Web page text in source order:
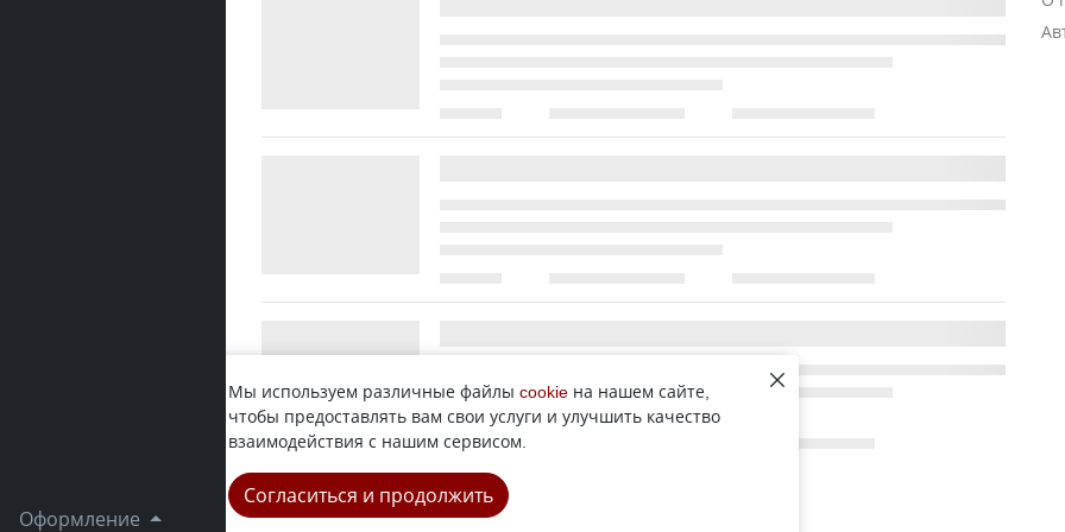
Оформление
Мы используем различные файлы cookie на нашем сайте,
чтобы предоставлять вам свои услуги и улучшить качество
взаимодействия с нашим сервисом.
Согласиться и продолжить